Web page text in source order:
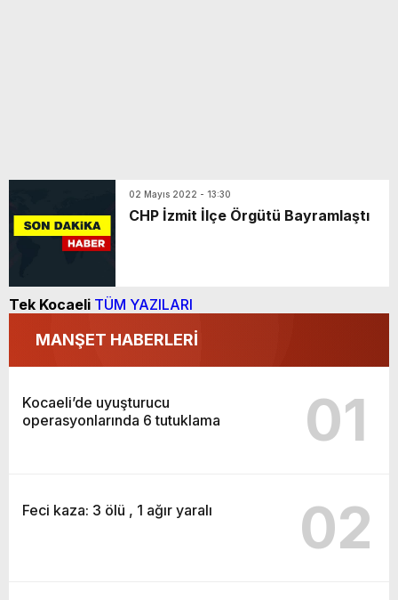
02 Mayıs 2022 - 13:30
CHP İzmit İlçe Örgütü Bayramlaştı
Tek Kocaeli TÜM YAZILARI
MANŞET HABERLERİ
Kocaeli’de uyuşturucu
operasyonlarında 6 tutuklama
01
Feci kaza: 3 ölü , 1 ağır yaralı 02